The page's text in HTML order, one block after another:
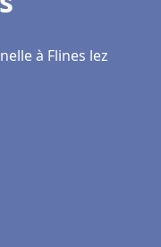
à Flines lez